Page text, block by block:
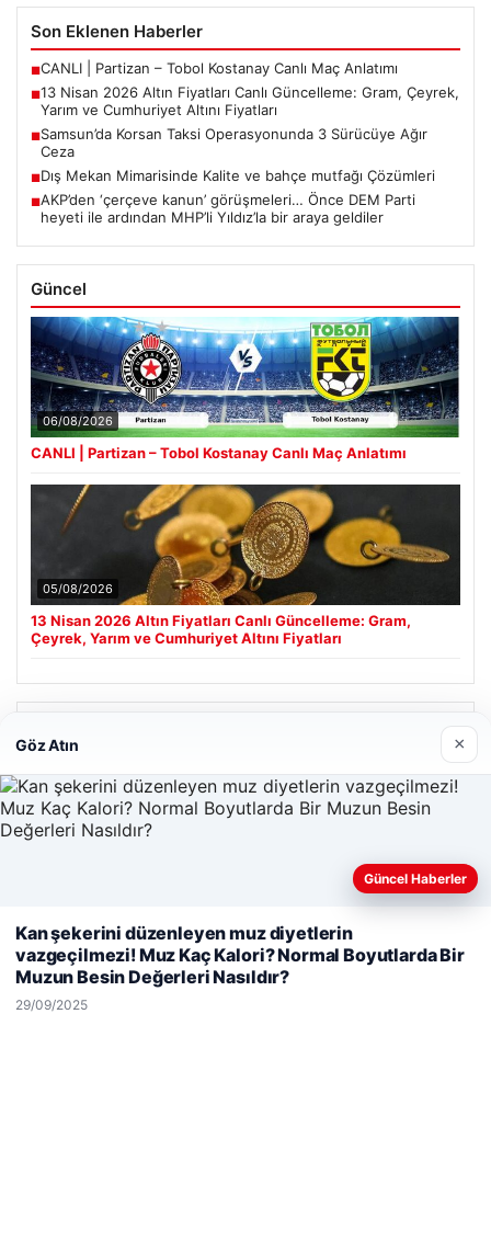
Son Eklenen Haberler
■CANLI | Partizan – Tobol Kostanay Canlı Maç Anlatımı
■13 Nisan 2026 Altın Fiyatları Canlı Güncelleme: Gram, Çeyrek,
Yarım ve Cumhuriyet Altını Fiyatları
■Samsun’da Korsan Taksi Operasyonunda 3 Sürücüye Ağır
Ceza
■Dış Mekan Mimarisinde Kalite ve bahçe mutfağı Çözümleri
■AKP’den ‘çerçeve kanun’ görüşmeleri… Önce DEM Parti
heyeti ile ardından MHP’li Yıldız’la bir araya geldiler
Güncel
06/08/2026
CANLI | Partizan – Tobol Kostanay Canlı Maç Anlatımı
05/08/2026
13 Nisan 2026 Altın Fiyatları Canlı Güncelleme: Gram,
Çeyrek, Yarım ve Cumhuriyet Altını Fiyatları
Hastaş Beton
26/05/2026
© 2026 Kimce – Güncel Haberler
deneyiminizi kişiselleştirmek ve geliştirmek amacıyla çerezler
kullanıyoruz.Çerez Politikamız
Kabul Et
Göz Atın ×
Güncel Haberler
Kan şekerini düzenleyen muz diyetlerin
vazgeçilmezi! Muz Kaç Kalori? Normal Boyutlarda Bir
Muzun Besin Değerleri Nasıldır?
29/09/2025